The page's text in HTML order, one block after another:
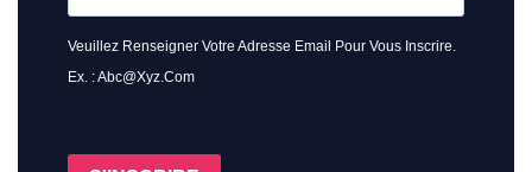
Veuillez Renseigner Votre Adresse Email Pour Vous Inscrire.
Ex. : Abc@xyz.com